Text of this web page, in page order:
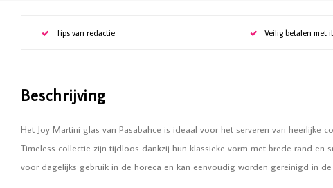
Tips van redactie Veilig betalen met
Beschrijving
Het Joy Martini glas van Pasabahce is ideaal voor het serveren van heerlijke
Timeless collectie zijn tijdloos dankzij hun klassieke vorm met brede rand en
voor dagelijks gebruik in de horeca en kan eenvoudig worden gereinigd in de